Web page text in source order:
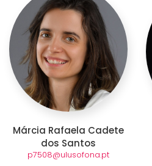
Márcia Rafaela Cadete
dos Santos
p7508@ulusofona.pt